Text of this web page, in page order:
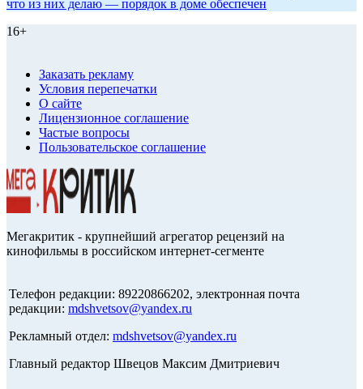
что из них делаю — порядок в доме обеспечен
16+
Заказать рекламу
Условия перепечатки
О сайте
Лицензионное соглашение
Частые вопросы
Пользовательское соглашение
Мегакритик - крупнейший агрегатор рецензий на
кинофильмы в российском интернет-сегменте
Телефон редакции: 89220866202, электронная почта
редакции: mdshvetsov@yandex.ru
Рекламный отдел: mdshvetsov@yandex.ru
Главный редактор Швецов Максим Дмитриевич